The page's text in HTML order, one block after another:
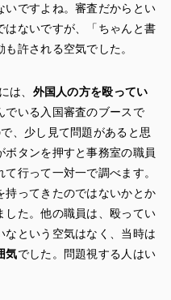
いですよね。審査だからとい
はないですが、「ちゃんと書
許される空気でした。
は、 外国人の方を殴ってい
でいる入国審査のブースで
、少し見て問題があると思
ボタンを押すと事務室の職員
行って一対一で調べます。
持ってきたのではないかとか
した。他の職員は、殴ってい
なという空気はなく、当時は
気でした。問題視する人はい